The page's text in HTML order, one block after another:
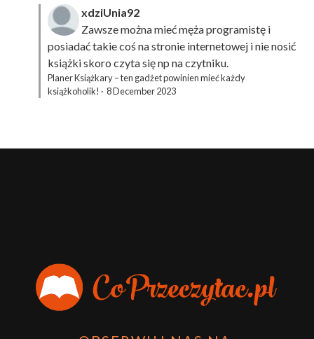
xdziUnia92
Zawsze można mieć męża programistę i
posiadać takie coś na stronie internetowej i nie nosić
książki skoro czyta się np na czytniku.
Planer Książkary – ten gadżet powinien mieć każdy
książkoholik! · 8 December 2023